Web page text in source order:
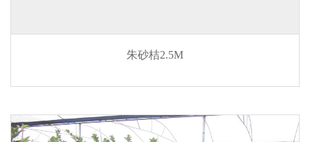
朱砂桔2.5M